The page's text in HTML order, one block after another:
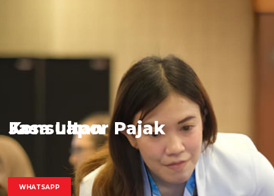
Jasa Lapor Pajak
Konsultan
WHATSAPP